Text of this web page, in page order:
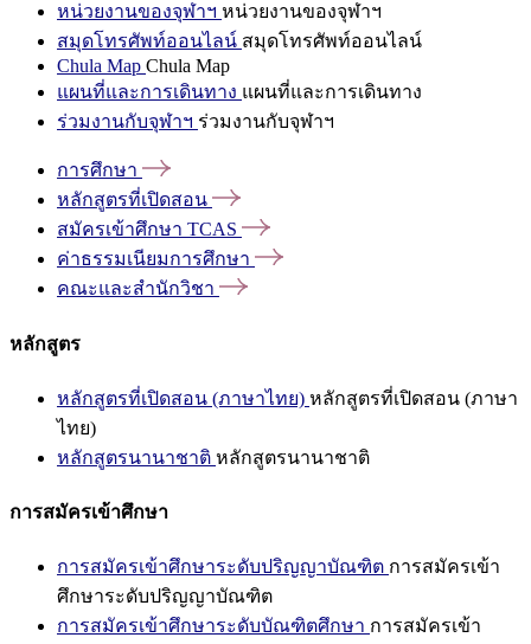
หน่วยงานของจุฬาฯ หน่วยงานของจุฬาฯ
สมุดโทรศัพท์ออนไลน์ สมุดโทรศัพท์ออนไลน์
Chula Map Chula Map
แผนที่และการเดินทาง แผนที่และการเดินทาง
ร่วมงานกับจุฬาฯ ร่วมงานกับจุฬาฯ
การศึกษา
หลักสูตรที่เปิดสอน
สมัครเข้าศึกษา TCAS
ค่าธรรมเนียมการศึกษา
คณะและสำนักวิชา
หลักสูตร
หลักสูตรที่เปิดสอน (ภาษาไทย) หลักสูตรที่เปิดสอน (ภาษา
ไทย)
หลักสูตรนานาชาติ หลักสูตรนานาชาติ
การสมัครเข้าศึกษา
การสมัครเข้าศึกษาระดับปริญญาบัณฑิต การสมัครเข้า
ศึกษาระดับปริญญาบัณฑิต
การสมัครเข้าศึกษาระดับบัณฑิตศึกษา การสมัครเข้า